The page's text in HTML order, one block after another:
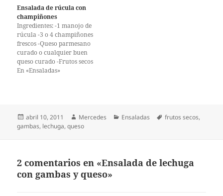
asado -1/2 cebolla tierna o
cebolleta -Aceitunas -Limón o
vinagre, aceite de oliva y sal,
para la salsa vinagreta Cuece
las gambas…
Ensalada de rúcula con
champiñones
Ingredientes: -1 manojo de
rúcula -3 o 4 champiñones
frescos -Queso parmesano
curado o cualquier buen
queso curado -Frutos secos
(nueces o almendras) -1
del plato. Lava y corta los
champiñones…
En «Ensaladas»
Publicado
el
abril 10, 2011 Autor
Mercedes Categorías
Ensaladas Etiquetas
frutos secos,
gambas, lechuga,queso
2 comentarios en «Ensalada de lechuga
con gambas y queso»